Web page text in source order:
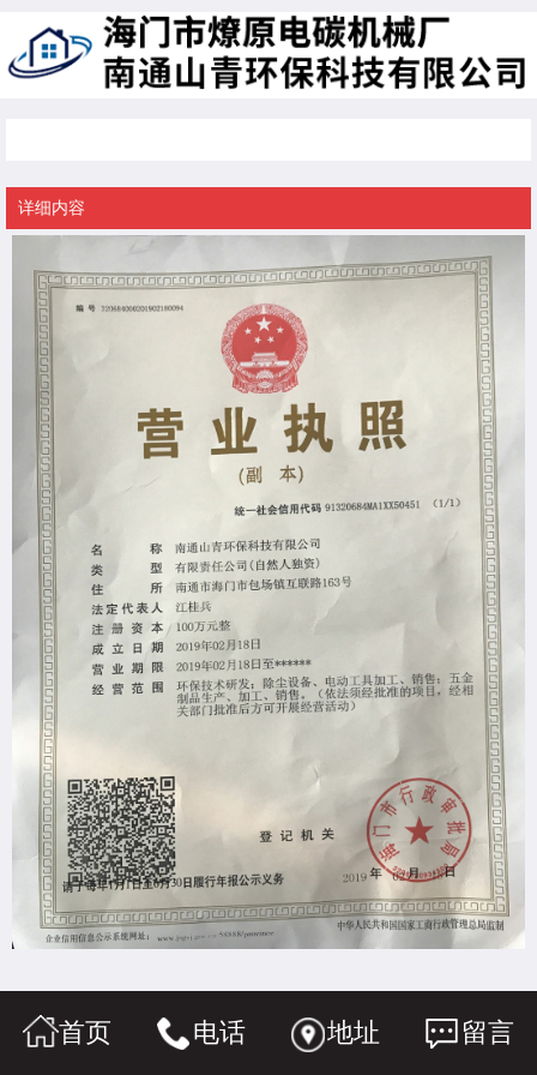
详细内容
首页 电话 地址 留言